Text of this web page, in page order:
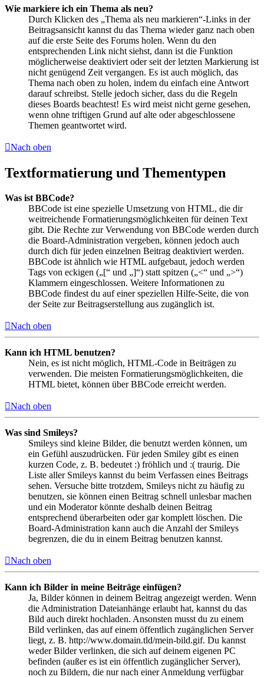
Wie markiere ich ein Thema als neu?
Durch Klicken des „Thema als neu markieren“-Links in der
Beitragsansicht kannst du das Thema wieder ganz nach oben
auf die erste Seite des Forums holen. Wenn du den
entsprechenden Link nicht siehst, dann ist die Funktion
möglicherweise deaktiviert oder seit der letzten Markierung ist
nicht genügend Zeit vergangen. Es ist auch möglich, das
Thema nach oben zu holen, indem du einfach eine Antwort
darauf schreibst. Stelle jedoch sicher, dass du die Regeln
dieses Boards beachtest! Es wird meist nicht gerne gesehen,
wenn ohne triftigen Grund auf alte oder abgeschlossene
Themen geantwortet wird.
Nach oben
Textformatierung und Thementypen
Was ist BBCode?
BBCode ist eine spezielle Umsetzung von HTML, die dir
weitreichende Formatierungsmöglichkeiten für deinen Text
gibt. Die Rechte zur Verwendung von BBCode werden durch
die Board-Administration vergeben, können jedoch auch
durch dich für jeden einzelnen Beitrag deaktiviert werden.
BBCode ist ähnlich wie HTML aufgebaut, jedoch werden
Tags von eckigen („[“ und „]“) statt spitzen („<“ und „>“)
Klammern eingeschlossen. Weitere Informationen zu
BBCode findest du auf einer speziellen Hilfe-Seite, die von
der Seite zur Beitragserstellung aus zugänglich ist.
Nach oben
Kann ich HTML benutzen?
Nein, es ist nicht möglich, HTML-Code in Beiträgen zu
verwenden. Die meisten Formatierungsmöglichkeiten, die
HTML bietet, können über BBCode erreicht werden.
Nach oben
Was sind Smileys?
Smileys sind kleine Bilder, die benutzt werden können, um
ein Gefühl auszudrücken. Für jeden Smiley gibt es einen
kurzen Code, z. B. bedeutet :) fröhlich und :( traurig. Die
Liste aller Smileys kannst du beim Verfassen eines Beitrags
sehen. Versuche bitte trotzdem, Smileys nicht zu häufig zu
benutzen, sie können einen Beitrag schnell unlesbar machen
und ein Moderator könnte deshalb deinen Beitrag
entsprechend überarbeiten oder gar komplett löschen. Die
Board-Administration kann auch die Anzahl der Smileys
begrenzen, die du in einem Beitrag benutzen kannst.
Nach oben
Kann ich Bilder in meine Beiträge einfügen?
Ja, Bilder können in deinem Beitrag angezeigt werden. Wenn
die Administration Dateianhänge erlaubt hat, kannst du das
Bild auch direkt hochladen. Ansonsten musst du zu einem
Bild verlinken, das auf einem öffentlich zugänglichen Server
liegt, z. B. http://www.domain.tld/mein-bild.gif. Du kannst
weder Bilder verlinken, die sich auf deinem eigenen PC
befinden (außer es ist ein öffentlich zugänglicher Server),
noch zu Bildern, die nur nach einer Anmeldung verfügbar